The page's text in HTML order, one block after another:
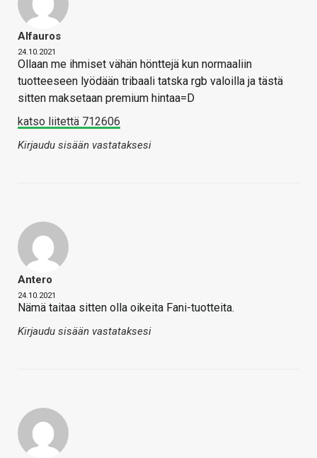
Alfauros
24.10.2021
Ollaan me ihmiset vähän hönttejä kun normaaliin
tuotteeseen lyödään tribaali tatska rgb valoilla ja tästä
sitten maksetaan premium hintaa=D
katso liitettä 712606
Kirjaudu sisään vastataksesi
Antero
24.10.2021
Nämä taitaa sitten olla oikeita Fani-tuotteita.
Kirjaudu sisään vastataksesi